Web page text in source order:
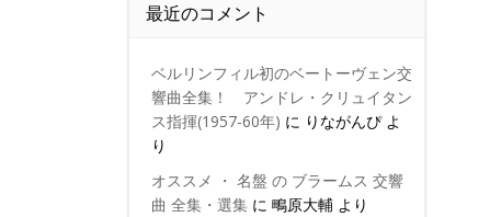
最近のコメント
ベルリンフィル初のベートーヴェン交
響曲全集！ アンドレ・クリュイタン
ス指揮(1957-60年) に りながんぴよ
り
オススメ ・ 名盤 の ブラームス 交響
曲 全集・選集に 鴫原大輔より